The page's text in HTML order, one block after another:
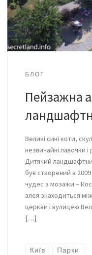
БЛОГ
Пейзажна
Великі сині коти,
незвичайні лавочки і
Дитячий
був створений в 2009
чудес з мозаїки –
алея знаходиться
церкви і вулицею
[…]
Київ Парки